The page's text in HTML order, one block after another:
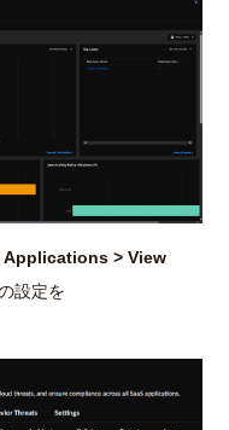
Applications > View
設定を